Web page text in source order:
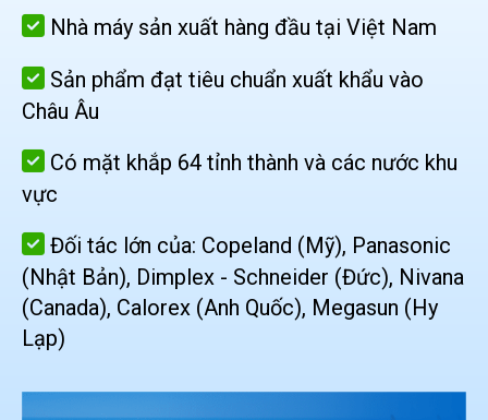
Nhà máy sản xuất hàng đầu tại Việt Nam
Sản phẩm đạt tiêu chuẩn xuất khẩu vào
Châu Âu
Có mặt khắp 64 tỉnh thành và các nước khu
vực
Đối tác lớn của: Copeland (Mỹ), Panasonic
(Nhật Bản), Dimplex - Schneider (Đức), Nivana
(Canada), Calorex (Anh Quốc), Megasun (Hy
Lạp)